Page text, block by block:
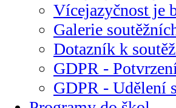
Vícejazyčnost je
Galerie
Dotazník k
GDPR -
GDPR - Udělení